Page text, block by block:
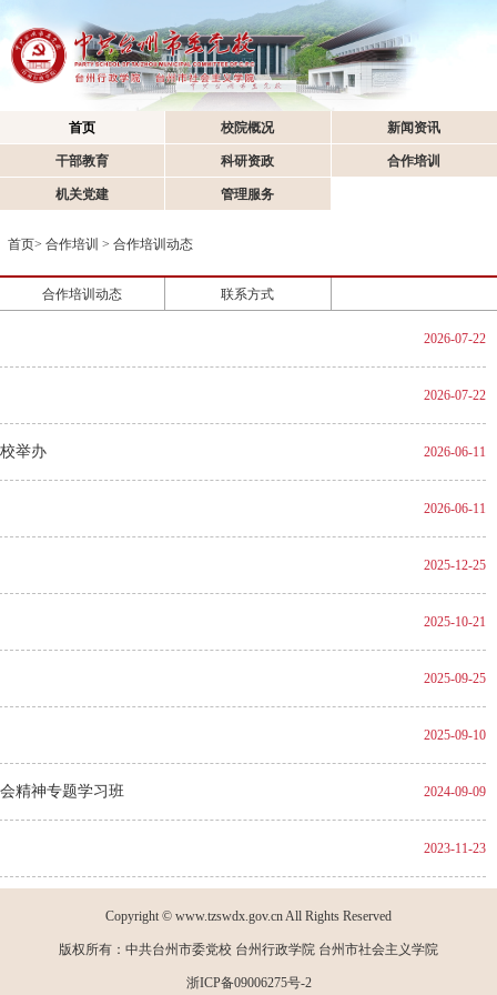
首页 校院概况 新闻资讯
干部教育 科研资政 合作培训
机关党建 管理服务
首页> 合作培训 > 合作培训动态
合作培训动态 联系方式
2026-07-22
2026-07-22
举办 2026-06-11
2026-06-11
2025-12-25
2025-10-21
2025-09-25
2025-09-10
精神专题学习班 2024-09-09
2023-11-23
Copyright © www.tzswdx.gov.cn All Rights Reserved
版权所有：中共台州市委党校 台州行政学院 台州市社会主义学院
浙ICP备09006275号-2